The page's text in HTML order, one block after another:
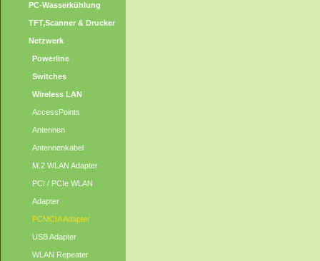
PC-Wasserkühlung
TFT,Scanner & Drucker
Netzwerk
Powerline
Switches
Wireless LAN
AccessPoints
Antennen
Antennenkabel
M.2 WLAN Adapter
PCI / PCIe WLAN
Adapter
PCMCIA Adapter
USB Adapter
WLAN Repeater